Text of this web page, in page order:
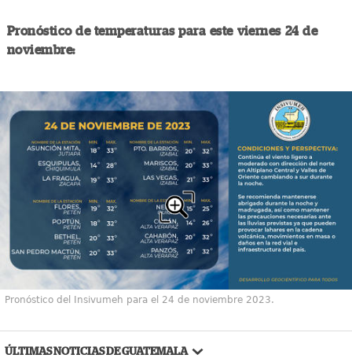
Pronóstico de temperaturas para este viernes 24 de
noviembre:
Pronóstico del Insivumeh para el 24 de noviembre 2023.
ÚLTIMAS NOTICIAS DE GUATEMALA